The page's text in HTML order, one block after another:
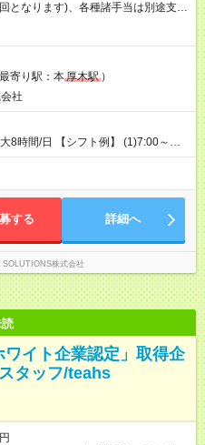
となります)、各種諸手当は別途支
、ご相談の上で決定します。 【試
寄り駅：本厚木駅 ）
社
8時間/日 【シフト例】 (1)7:00～
～22:00 (4)14:00～23:00
する 詳細へ
SOLUTIONS株式会社
ワイト企業認定」取得企
タッフ/teahs